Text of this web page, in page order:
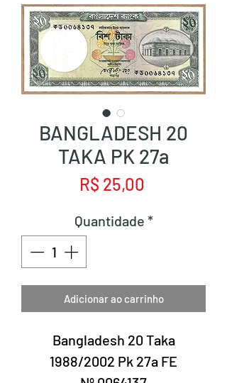
BANGLADESH 20
TAKA PK 27a
R$ 25,00
Quantidade *
Adicionar ao carrinho
Bangladesh 20 Taka
1988/2002 Pk 27a FE